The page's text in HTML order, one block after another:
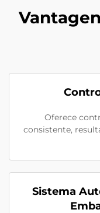
Oferece
consistente,
Sistema